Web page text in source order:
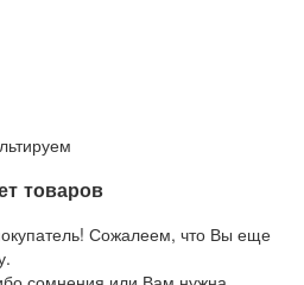
товаров
Сожалеем, что Вы еще